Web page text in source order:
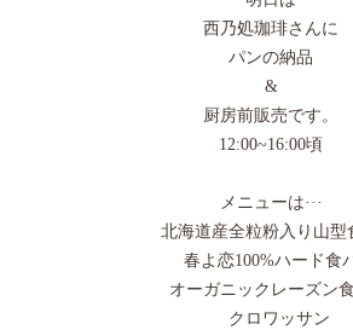
西乃処珈琲さんに
パンの納品
&
厨房前販売です。
12:00~16:00頃
メニューは···
北海道産全粒粉入り山型
春よ恋100%ハード食
オーガニックレーズン
クロワッサン